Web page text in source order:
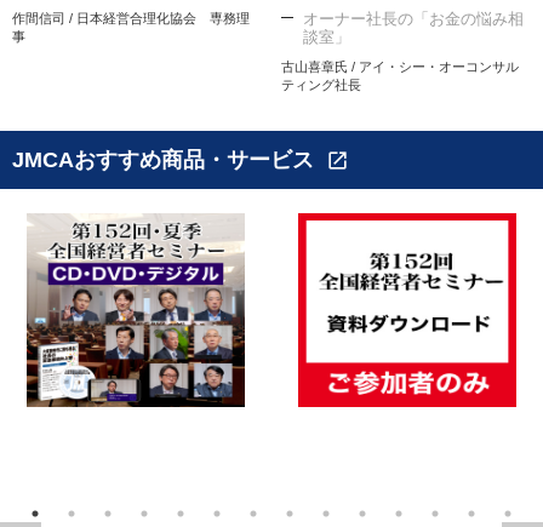
作間信司 / 日本経営合理化協会 専務理
事
オーナー社長の「お金の悩み相
談室」
古山喜章氏 / アイ・シー・オーコンサル
ティング社長
JMCAおすすめ商品・サービス open_in_new